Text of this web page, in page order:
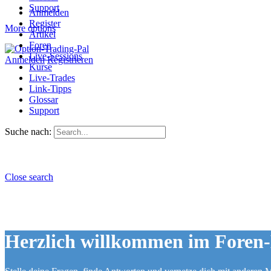
Support
More options
Anmelden Registrieren
Anmelden
Register
Artikel
Foren
Live-Sessions
Kurse
Live-Trades
Link-Tipps
Glossar
Support
Suche nach:
Close search
Herzlich willkommen im